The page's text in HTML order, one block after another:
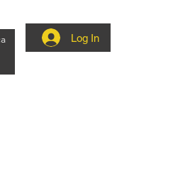
Log In